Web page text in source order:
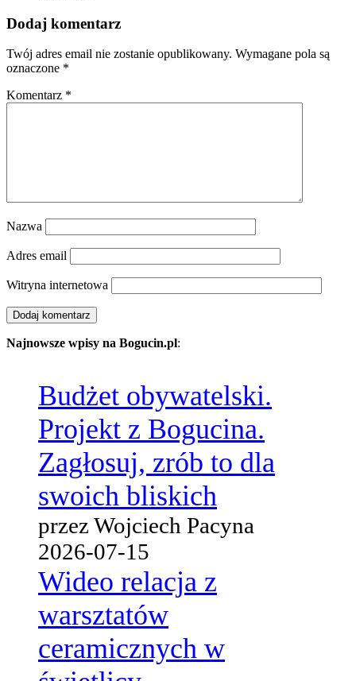
Dodaj komentarz
Twój adres email nie zostanie opublikowany. Wymagane pola są
oznaczone *
Komentarz *
Nazwa
Adres email
Witryna internetowa
Najnowsze wpisy na Bogucin.pl:
Budżet obywatelski.
Projekt z Bogucina.
Zagłosuj, zrób to dla
swoich bliskich
przez Wojciech Pacyna
2026-07-15
Wideo relacja z
warsztatów
ceramicznych w